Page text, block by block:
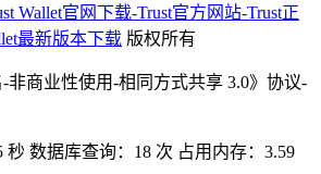
Wallet官网下载-Trust官方网站-Trust正
最新版本下载 版权所有
非商业性使用-相同方式共享 3.0》协议-
秒 数据库查询：18 次 占用内存：3.59